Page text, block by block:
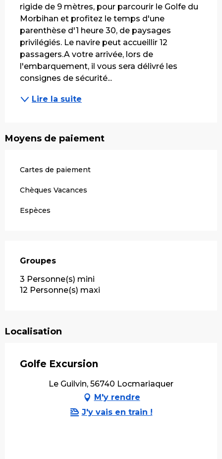
rigide de 9 mètres, pour parcourir le Golfe du
Morbihan et profitez le temps d'une
parenthèse d'1 heure 30, de paysages
privilégiés. Le navire peut accueillir 12
passagers.A votre arrivée, lors de
l'embarquement, il vous sera délivré les
consignes de sécurité...
Lire la suite
Moyens de paiement
Cartes de paiement
Chèques Vacances
Espèces
Groupes
Groupes
3 Personne(s) mini
12 Personne(s) maxi
Localisation
Golfe Excursion
Le Guilvin, 56740 Locmariaquer
M'y rendre
J'y vais en train !